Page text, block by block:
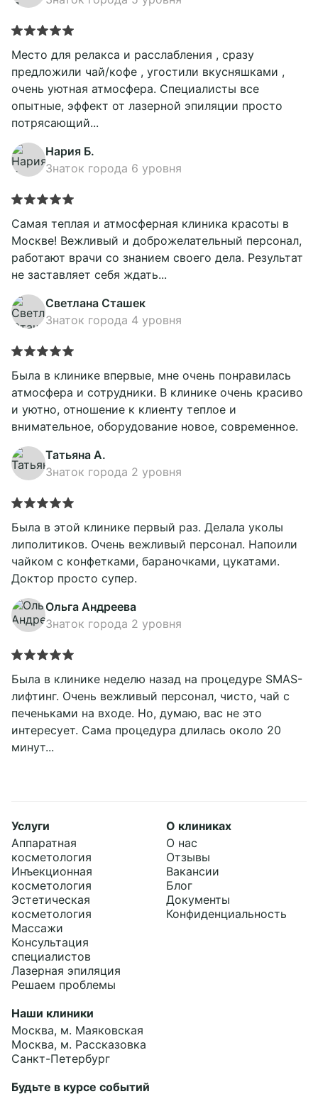
Место для релакса и расслабления , сразу
предложили чай/кофе , угостили вкусняшками ,
очень уютная атмосфера. Специалисты все
опытные, эффект от лазерной эпиляции просто
потрясающий...
Нария Б.
Знаток города 6 уровня
Самая теплая и атмосферная клиника красоты в
Москве! Вежливый и доброжелательный персонал,
работают врачи со знанием своего дела. Результат
не заставляет себя ждать...
Светлана Сташек
Знаток города 4 уровня
Была в клинике впервые, мне очень понравилась
атмосфера и сотрудники. В клинике очень красиво
и уютно, отношение к клиенту теплое и
внимательное, оборудование новое, современное.
Татьяна А.
Знаток города 2 уровня
Была в этой клинике первый раз. Делала уколы
липолитиков. Очень вежливый персонал. Напоили
чайком с конфетками, бараночками, цукатами.
Доктор просто супер.
Ольга Андреева
Знаток города 2 уровня
Была в клинике неделю назад на процедуре SMAS-
лифтинг. Очень вежливый персонал, чисто, чай с
печеньками на входе. Но, думаю, вас не это
интересует. Сама процедура длилась около 20
минут...
Услуги
Аппаратная
косметология
Инъекционная
косметология
Эстетическая
косметология
Массажи
Консультация
специалистов
Лазерная эпиляция
Решаем проблемы
О клиниках
О нас
Отзывы
Вакансии
Блог
Документы
Конфиденциальность
Наши клиники
Москва, м. Маяковская
Москва, м. Рассказовка
Санкт-Петербург
Будьте в курсе событий